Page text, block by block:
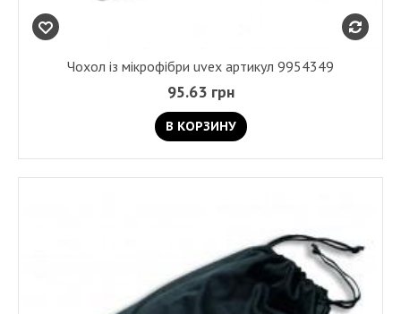
Чохол із мікрофібри uvex артикул 9954349
95.63 грн
В КОРЗИНУ